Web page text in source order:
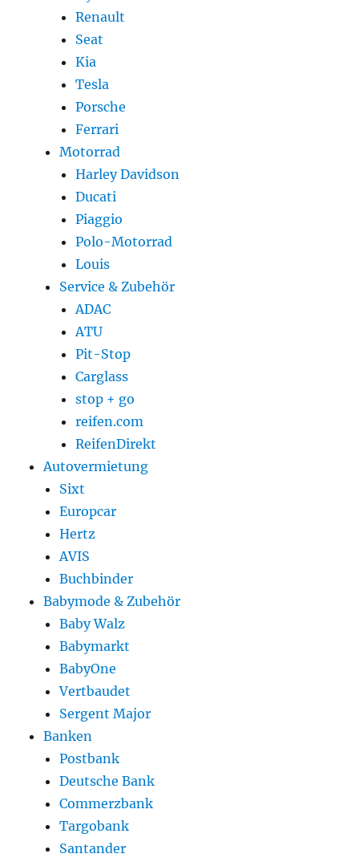
Renault
Seat
Kia
Tesla
Porsche
Ferrari
Motorrad
Harley Davidson
Ducati
Piaggio
Polo-Motorrad
Louis
Service & Zubehör
ADAC
ATU
Pit-Stop
Carglass
stop + go
reifen.com
ReifenDirekt
Autovermietung
Sixt
Europcar
Hertz
AVIS
Buchbinder
Babymode & Zubehör
Baby Walz
Babymarkt
BabyOne
Vertbaudet
Sergent Major
Banken
Postbank
Deutsche Bank
Commerzbank
Targobank
Santander